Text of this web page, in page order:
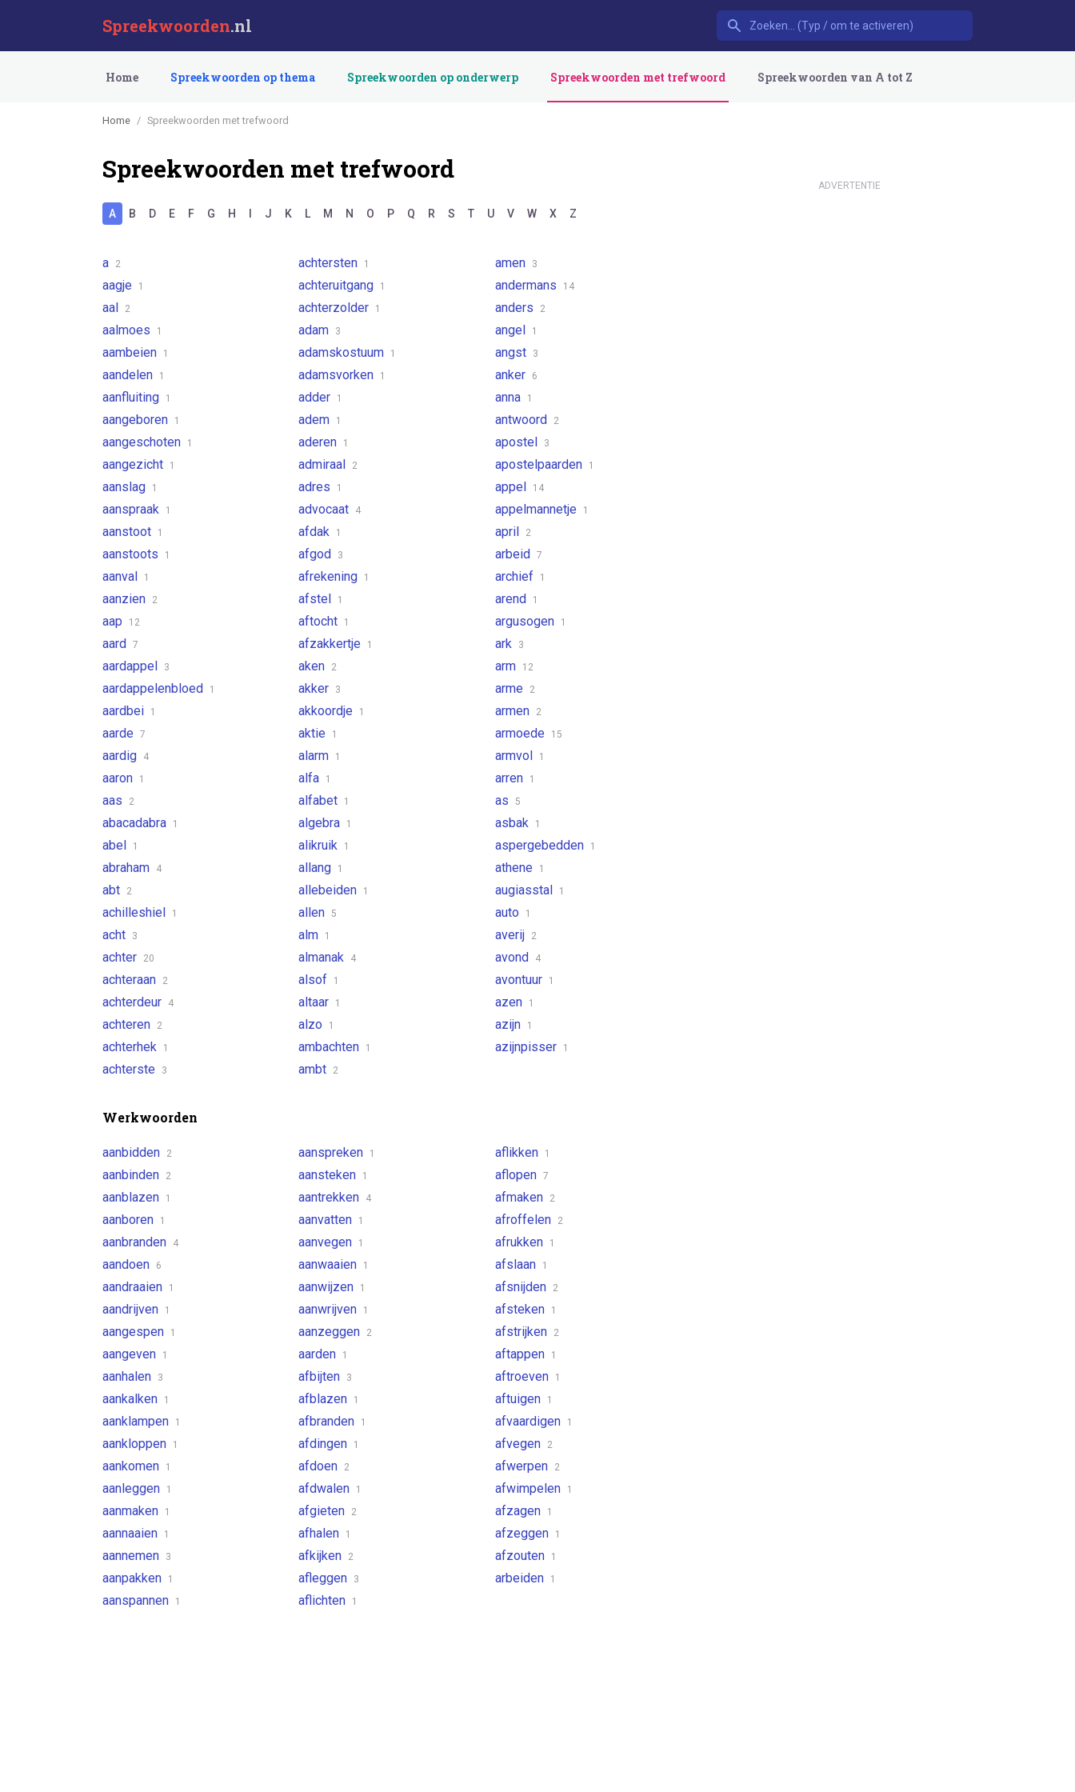
Spreekwoorden.nl
Home Spreekwoorden op thema Spreekwoorden op onderwerp Spreekwoorden met trefwoord Spreekwoorden van A tot Z
Home Spreekwoorden met trefwoord
Spreekwoorden met trefwoord
A B D E F G H I J K L M N O P Q R S T U V W X Z
a 2
aagje 1
aal 2
aalmoes 1
aambeien 1
aandelen 1
aanfluiting 1
aangeboren 1
aangeschoten 1
aangezicht 1
aanslag 1
aanspraak 1
aanstoot 1
aanstoots 1
aanval 1
aanzien 2
aap 12
aard 7
aardappel 3
aardappelenbloed 1
aardbei 1
aarde 7
aardig 4
aaron 1
aas 2
abacadabra 1
abel 1
abraham 4
abt 2
achilleshiel 1
acht 3
achter 20
achteraan 2
achterdeur 4
achteren 2
achterhek 1
achterste 3
achtersten 1
achteruitgang 1
achterzolder 1
adam 3
adamskostuum 1
adamsvorken 1
adder 1
adem 1
aderen 1
admiraal 2
adres 1
advocaat 4
afdak 1
afgod 3
afrekening 1
afstel 1
aftocht 1
afzakkertje 1
aken 2
akker 3
akkoordje 1
aktie 1
alarm 1
alfa 1
alfabet 1
algebra 1
alikruik 1
allang 1
allebeiden 1
allen 5
alm 1
almanak 4
alsof 1
altaar 1
alzo 1
ambachten 1
ambt 2
amen 3
andermans 14
anders 2
angel 1
angst 3
anker 6
anna 1
antwoord 2
apostel 3
apostelpaarden 1
appel 14
appelmannetje 1
april 2
arbeid 7
archief 1
arend 1
argusogen 1
ark 3
arm 12
arme 2
armen 2
armoede 15
armvol 1
arren 1
as 5
asbak 1
aspergebedden 1
athene 1
augiasstal 1
auto 1
averij 2
avond 4
avontuur 1
azen 1
azijn 1
azijnpisser 1
Werkwoorden
aanbidden 2
aanbinden 2
aanblazen 1
aanboren 1
aanbranden 4
aandoen 6
aandraaien 1
aandrijven 1
aangespen 1
aangeven 1
aanhalen 3
aankalken 1
aanklampen 1
aankloppen 1
aankomen 1
aanleggen 1
aanmaken 1
aannaaien 1
aannemen 3
aanpakken 1
aanspannen 1
aanspreken 1
aansteken 1
aantrekken 4
aanvatten 1
aanvegen 1
aanwaaien 1
aanwijzen 1
aanwrijven 1
aanzeggen 2
aarden 1
afbijten 3
afblazen 1
afbranden 1
afdingen 1
afdoen 2
afdwalen 1
afgieten 2
afhalen 1
afkijken 2
afleggen 3
aflichten 1
aflikken 1
aflopen 7
afmaken 2
afroffelen 2
afrukken 1
afslaan 1
afsnijden 2
afsteken 1
afstrijken 2
aftappen 1
aftroeven 1
aftuigen 1
afvaardigen 1
afvegen 2
afwerpen 2
afwimpelen 1
afzagen 1
afzeggen 1
afzouten 1
arbeiden 1
ADVERTENTIE